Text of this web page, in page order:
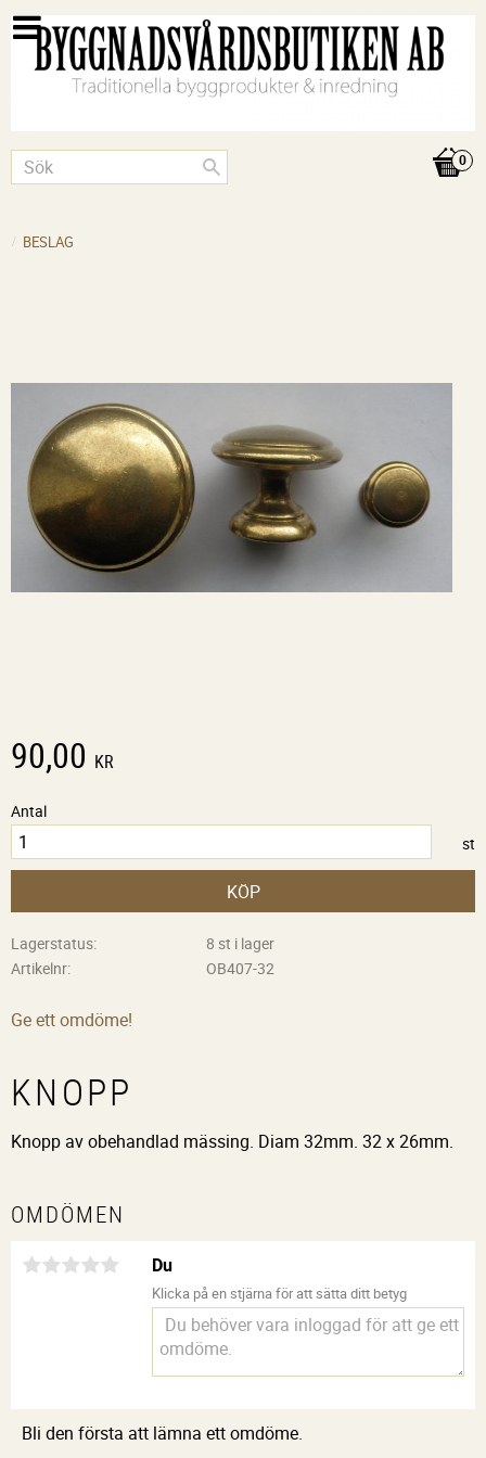
BESLAG
90,00 KR
Antal
st
KÖP
Lagerstatus
8 st i lager
Artikelnr
OB407-32
Ge ett omdöme!
KNOPP
Knopp av obehandlad mässing. Diam 32mm. 32 x 26mm.
OMDÖMEN
Du
Klicka på en stjärna för att sätta ditt betyg
Bli den första att lämna ett omdöme.